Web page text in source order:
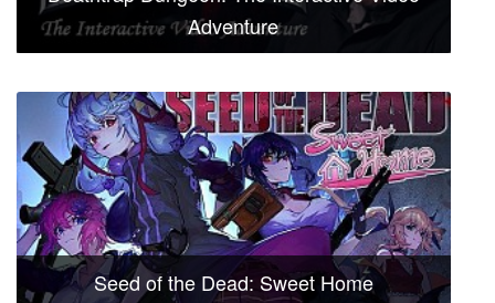
Adventure
Seed of the Dead: Sweet Home